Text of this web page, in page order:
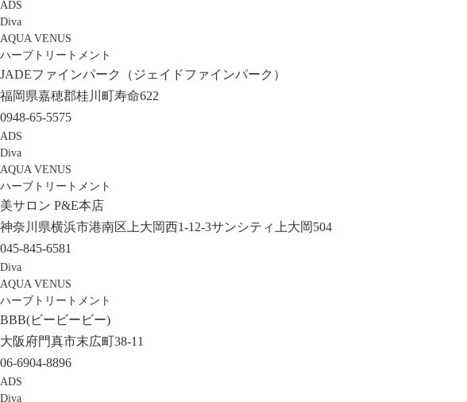
ADS
Diva
AQUA VENUS
ハーブトリートメント
JADEファインパーク（ジェイドファインパーク）
福岡県嘉穂郡桂川町寿命622
0948-65-5575
ADS
Diva
AQUA VENUS
ハーブトリートメント
美サロン P&E本店
神奈川県横浜市港南区上大岡西1-12-3サンシティ上大岡504
045-845-6581
Diva
AQUA VENUS
ハーブトリートメント
BBB(ビービービー)
大阪府門真市末広町38-11
06-6904-8896
ADS
Diva